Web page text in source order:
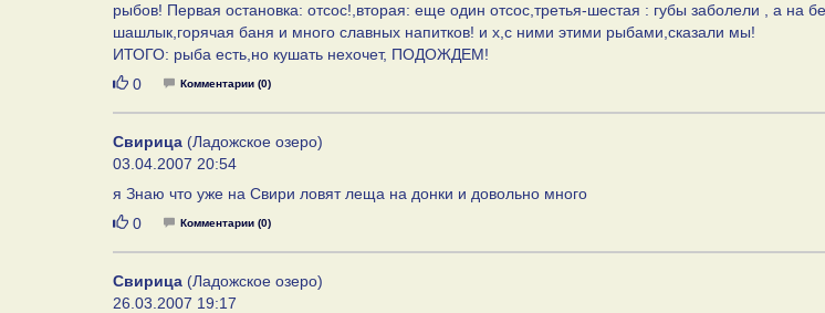
рыбов! Первая остановка: отсос!,вторая: еще один отсос,третья-шестая : губы заболели , а на
шашлык,горячая баня и много славных напитков! и х,с ними этими рыбами,сказали мы!
ИТОГО: рыба есть,но кушать нехочет, ПОДОЖДЕМ!
Нравится
0 Комментарии (0)
Свирица (Ладожское озеро)
03.04.2007 20:54
я Знаю что уже на Свири ловят леща на донки и довольно много
Нравится
0 Комментарии (0)
Свирица (Ладожское озеро)
26.03.2007 19:17